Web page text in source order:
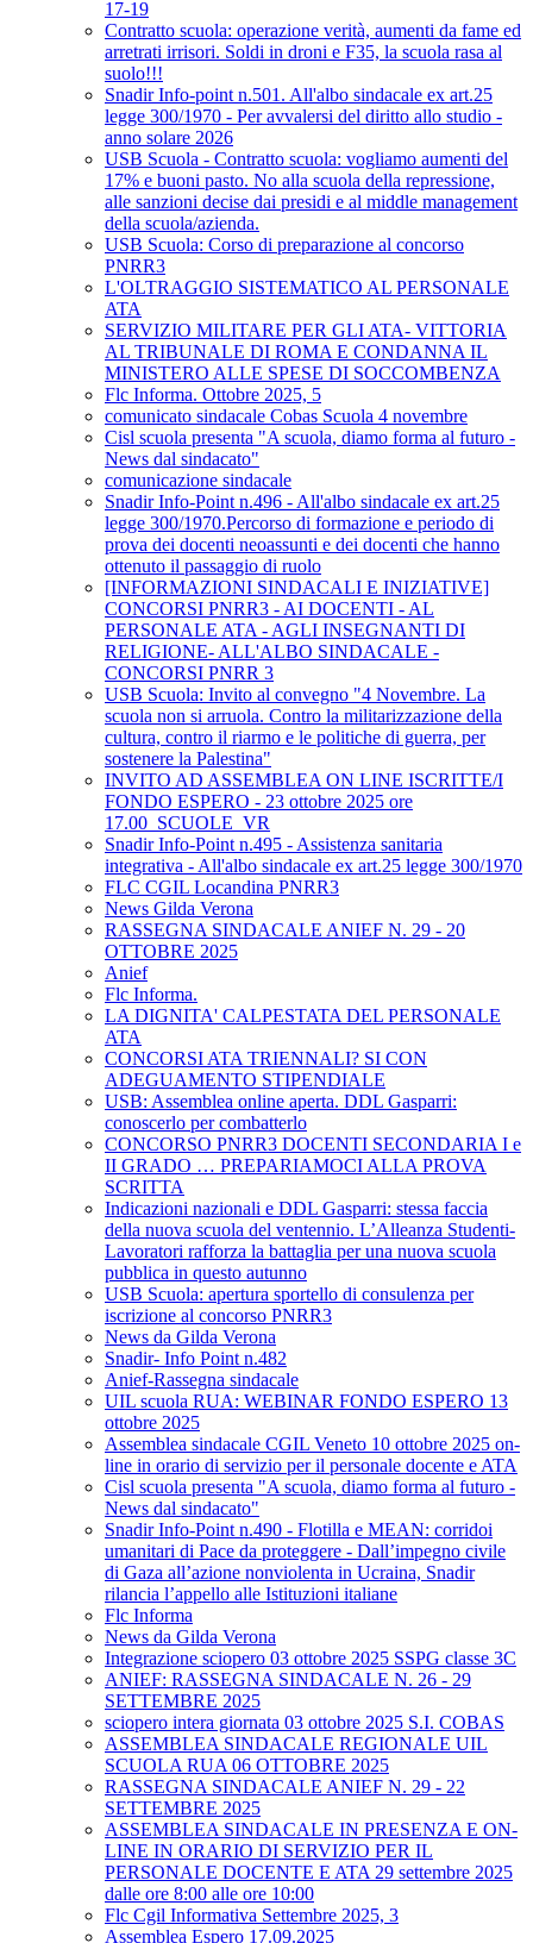
17-19
Contratto scuola: operazione verità, aumenti da fame ed
arretrati irrisori. Soldi in droni e F35, la scuola rasa al
suolo!!!
Snadir Info-point n.501. All'albo sindacale ex art.25
legge 300/1970 - Per avvalersi del diritto allo studio -
anno solare 2026
USB Scuola - Contratto scuola: vogliamo aumenti del
17% e buoni pasto. No alla scuola della repressione,
alle sanzioni decise dai presidi e al middle management
della scuola/azienda.
USB Scuola: Corso di preparazione al concorso
PNRR3
L'OLTRAGGIO SISTEMATICO AL PERSONALE
ATA
SERVIZIO MILITARE PER GLI ATA- VITTORIA
AL TRIBUNALE DI ROMA E CONDANNA IL
MINISTERO ALLE SPESE DI SOCCOMBENZA
Flc Informa. Ottobre 2025, 5
comunicato sindacale Cobas Scuola 4 novembre
Cisl scuola presenta "A scuola, diamo forma al futuro -
News dal sindacato"
comunicazione sindacale
Snadir Info-Point n.496 - All'albo sindacale ex art.25
legge 300/1970.Percorso di formazione e periodo di
prova dei docenti neoassunti e dei docenti che hanno
ottenuto il passaggio di ruolo
[INFORMAZIONI SINDACALI E INIZIATIVE]
CONCORSI PNRR3 - AI DOCENTI - AL
PERSONALE ATA - AGLI INSEGNANTI DI
RELIGIONE- ALL'ALBO SINDACALE -
CONCORSI PNRR 3
USB Scuola: Invito al convegno "4 Novembre. La
scuola non si arruola. Contro la militarizzazione della
cultura, contro il riarmo e le politiche di guerra, per
sostenere la Palestina"
INVITO AD ASSEMBLEA ON LINE ISCRITTE/I
FONDO ESPERO - 23 ottobre 2025 ore
17.00_SCUOLE_VR
Snadir Info-Point n.495 - Assistenza sanitaria
integrativa - All'albo sindacale ex art.25 legge 300/1970
FLC CGIL Locandina PNRR3
News Gilda Verona
RASSEGNA SINDACALE ANIEF N. 29 - 20
OTTOBRE 2025
Anief
Flc Informa.
LA DIGNITA' CALPESTATA DEL PERSONALE
ATA
CONCORSI ATA TRIENNALI? SI CON
ADEGUAMENTO STIPENDIALE
USB: Assemblea online aperta. DDL Gasparri:
conoscerlo per combatterlo
CONCORSO PNRR3 DOCENTI SECONDARIA I e
II GRADO … PREPARIAMOCI ALLA PROVA
SCRITTA
Indicazioni nazionali e DDL Gasparri: stessa faccia
della nuova scuola del ventennio. L’Alleanza Studenti-
Lavoratori rafforza la battaglia per una nuova scuola
pubblica in questo autunno
USB Scuola: apertura sportello di consulenza per
iscrizione al concorso PNRR3
News da Gilda Verona
Snadir- Info Point n.482
Anief-Rassegna sindacale
UIL scuola RUA: WEBINAR FONDO ESPERO 13
ottobre 2025
Assemblea sindacale CGIL Veneto 10 ottobre 2025 on-
line in orario di servizio per il personale docente e ATA
Cisl scuola presenta "A scuola, diamo forma al futuro -
News dal sindacato"
Snadir Info-Point n.490 - Flotilla e MEAN: corridoi
umanitari di Pace da proteggere - Dall’impegno civile
di Gaza all’azione nonviolenta in Ucraina, Snadir
rilancia l’appello alle Istituzioni italiane
Flc Informa
News da Gilda Verona
Integrazione sciopero 03 ottobre 2025 SSPG classe 3C
ANIEF: RASSEGNA SINDACALE N. 26 - 29
SETTEMBRE 2025
sciopero intera giornata 03 ottobre 2025 S.I. COBAS
ASSEMBLEA SINDACALE REGIONALE UIL
SCUOLA RUA 06 OTTOBRE 2025
RASSEGNA SINDACALE ANIEF N. 29 - 22
SETTEMBRE 2025
ASSEMBLEA SINDACALE IN PRESENZA E ON-
LINE IN ORARIO DI SERVIZIO PER IL
PERSONALE DOCENTE E ATA 29 settembre 2025
dalle ore 8:00 alle ore 10:00
Flc Cgil Informativa Settembre 2025, 3
Assemblea Espero 17.09.2025